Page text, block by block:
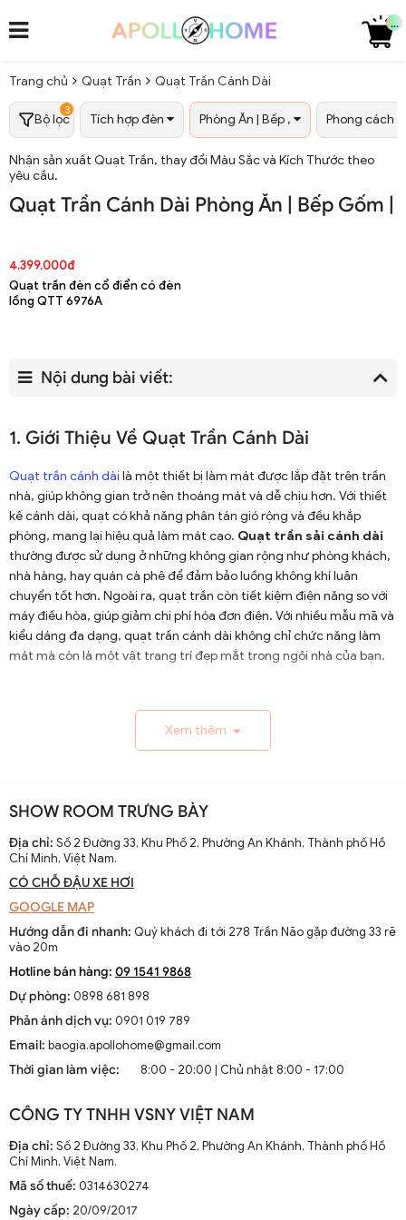
...
Trang chủ Quạt Trần Quạt Trần Cánh Dài
Bộ lọc
3
Tích hợp đèn Phòng Ăn | Bếp , Phong cách
Nhận sản xuất Quạt Trần, thay đổi Màu Sắc và Kích Thước theo
yêu cầu.
Quạt Trần Cánh Dài Phòng Ăn | Bếp Gốm |
4.399.000đ
Quạt trần đèn cổ điển có đèn
lồng QTT 6976A
Nội dung bài viết:
1. Giới Thiệu Về Quạt Trần Cánh Dài
Quạt trần cánh dài là một thiết bị làm mát được lắp đặt trên trần
nhà, giúp không gian trở nên thoáng mát và dễ chịu hơn. Với thiết
kế cánh dài, quạt có khả năng phân tán gió rộng và đều khắp
phòng, mang lại hiệu quả làm mát cao. Quạt trần sải cánh dài
thường được sử dụng ở những không gian rộng như phòng khách,
nhà hàng, hay quán cà phê để đảm bảo luồng không khí luân
chuyển tốt hơn. Ngoài ra, quạt trần còn tiết kiệm điện năng so với
máy điều hòa, giúp giảm chi phí hóa đơn điện. Với nhiều mẫu mã và
kiểu dáng đa dạng, quạt trần cánh dài không chỉ chức năng làm
mát mà còn là một vật trang trí đẹp mắt trong ngôi nhà của bạn.
1.1. Lịch Sử và Sự Phát Triển
pháp thông gió hiệu quả ở các khu vực nhiệt đới. Ban đầu
được làm thủ công và chạy bằng điện từ pin, chúng
nhanh chóng phát triển với sự tiến bộ của công nghệ
điện.
Sự thay đổi và cải tiến qua các thập kỷ
tiến với thiết kế hiện đại, động cơ mạnh mẽ và khả năng
cứu để nâng cao hiệu suất và thẩm mỹ của sản phẩm.
Xu hướng hiện tại trên thị trường
Hiện nay, quạt trần cánh dài không chỉ là thiết bị làm mát
sống. Chúng kết hợp công nghệ tiên tiến như điều khiển
1.2. Cấu Tạo và Nguyên Lý Hoạt Động
Cấu trúc tổng thể của quạt trần cánh dài
Xem thêm
SHOW ROOM TRƯNG BÀY
Địa chỉ: Số 2 Đường 33, Khu Phố 2, Phường An Khánh, Thành phố Hồ
Chí Minh, Việt Nam.
CÓ CHỖ ĐẬU XE HƠI
GOOGLE MAP
Hướng dẫn đi nhanh: Quý khách đi tới 278 Trần Não gặp đường 33 rẽ
vào 20m
Hotline bán hàng: 09 1541 9868
Dự phòng: 0898 681 898
Phản ánh dịch vụ: 0901 019 789
Email: baogia.apollohome@gmail.com
Thời gian làm việc:
8:00 - 20:00 | Chủ nhật 8:00 - 17:00
CÔNG TY TNHH VSNY VIỆT NAM
Địa chỉ: Số 2 Đường 33, Khu Phố 2, Phường An Khánh, Thành phố Hồ
Chí Minh, Việt Nam.
Mã số thuế: 0314630274
Ngày cấp: 20/09/2017